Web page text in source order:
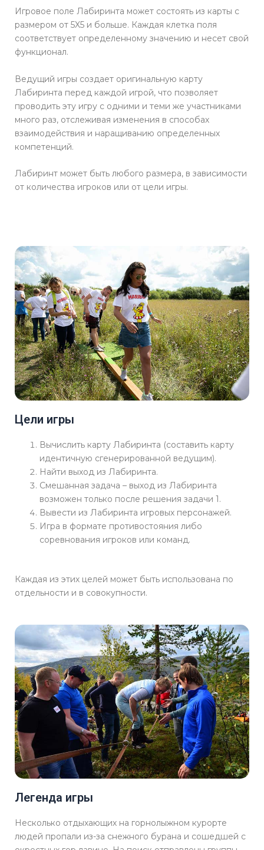
Игровое поле Лабиринта может состоять из карты с
размером от 5X5 и больше. Каждая клетка поля
соответствует определенному значению и несет свой
функционал.
Ведущий игры создает оригинальную карту
Лабиринта перед каждой игрой, что позволяет
проводить эту игру с одними и теми же участниками
много раз, отслеживая изменения в способах
взаимодействия и наращиванию определенных
компетенций.
Лабиринт может быть любого размера, в зависимости
от количества игроков или от цели игры.
Цели игры
Вычислить карту Лабиринта (составить карту
идентичную сгенерированной ведущим).
Найти выход из Лабиринта.
Смешанная задача – выход из Лабиринта
возможен только после решения задачи 1.
Вывести из Лабиринта игровых персонажей.
Игра в формате противостояния либо
соревнования игроков или команд.
Каждая из этих целей может быть использована по
отдельности и в совокупности.
Легенда игры
Несколько отдыхающих на горнолыжном курорте
людей пропали из-за снежного бурана и сошедшей с